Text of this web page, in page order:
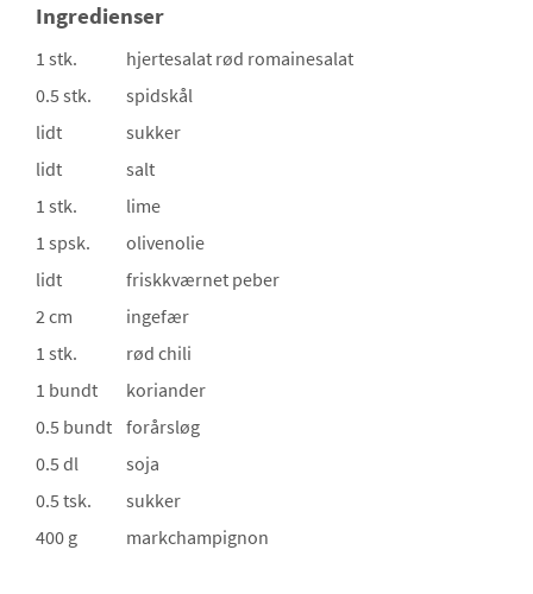
Ingredienser
1 stk. hjertesalat rød romainesalat
0.5 stk.
spidskål
lidt
sukker
lidt
salt
1 stk.
lime
1 spsk.
olivenolie
lidt
friskkværnet peber
2 cm
ingefær
1 stk.
rød chili
1 bundt
koriander
0.5 bundt forårsløg
0.5 dl
soja
0.5 tsk.
sukker
400 g
markchampignon